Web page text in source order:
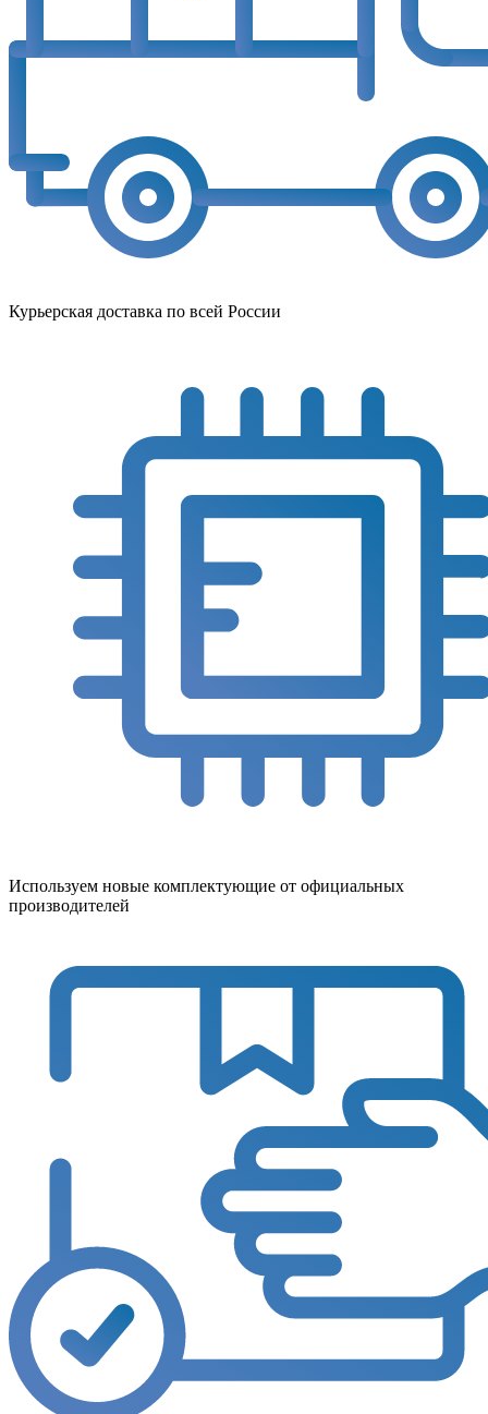
Курьерская доставка по всей России
Используем новые комплектующие от официальных
производителей